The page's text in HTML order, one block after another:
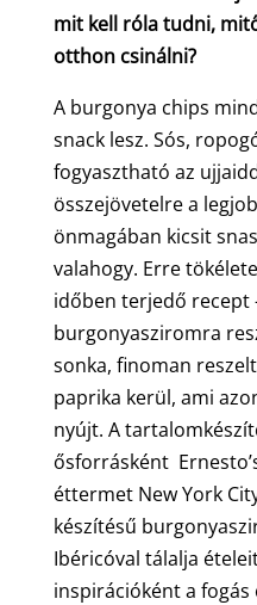
mit kell róla tudni,
otthon csinálni?
A burgonya chips
snack lesz. Sós,
fogyasztható az
összejövetelre a
önmagában kicsit
valahogy. Erre
időben terjedő recept
burgonyasziromra
sonka, finoman
paprika kerül, ami
nyújt. A
ősforrásként
éttermet New York
készítésű
Ibéricóval tálalja
inspirációként a fogás